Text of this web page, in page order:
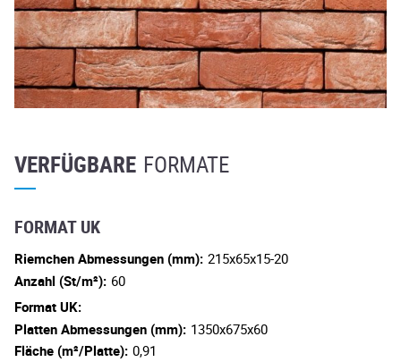
VERFÜGBARE FORMATE
FORMAT UK
Riemchen Abmessungen (mm): 215x65x15-20
Anzahl (St/m²): 60
Format UK:
Platten Abmessungen (mm): 1350x675x60
Fläche (m²/Platte): 0,91